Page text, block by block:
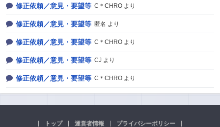
修正依頼／意見・要望等 C＊CHRO より
修正依頼／意見・要望等 匿名 より
修正依頼／意見・要望等 C＊CHRO より
修正依頼／意見・要望等 CJ より
修正依頼／意見・要望等 C＊CHRO より
トップ 運営者情報 プライバシーポリシー